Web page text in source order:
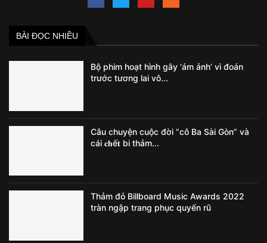
BÀI ĐỌC NHIỀU
Bộ phim hoạt hình gây ‘ám ảnh’ vì đoán
trước tương lai vô...
Câu chuyện cuộc đời “cô Ba Sài Gòn” và
cái 𝐜𝐡ế𝐭 bi thảm...
Thảm đỏ Billboard Music Awards 2022
tràn ngập trang phục quyến rũ